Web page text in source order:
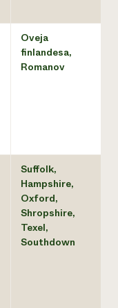
Oveja
finlandesa,
Romanov
Suffolk,
Hampshire,
Oxford,
Shropshire,
Texel,
Southdown